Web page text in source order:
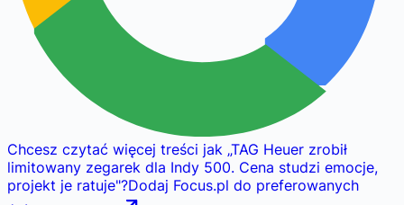
Chcesz czytać więcej treści jak „TAG Heuer zrobił
limitowany zegarek dla Indy 500. Cena studzi emocje,
projekt je ratuje"?Dodaj Focus.pl do preferowanych